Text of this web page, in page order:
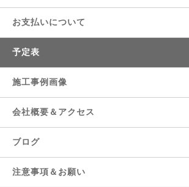
お支払いについて
予定表
施工事例画像
会社概要＆アクセス
ブログ
注意事項＆お願い